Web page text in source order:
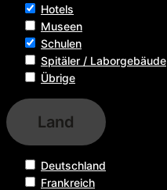
Hotels
Museen
Schulen
Spitäler / Laborgebäude
Übrige
Land
Deutschland
Frankreich